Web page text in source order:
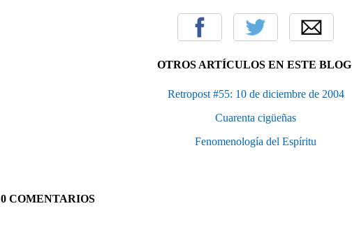
OTROS ARTÍCULOS EN ESTE
Retropost #55: 10 de diciembre de 2004
Cuarenta cigüeñas
Fenomenología del Espíritu
0 COMENTARIOS